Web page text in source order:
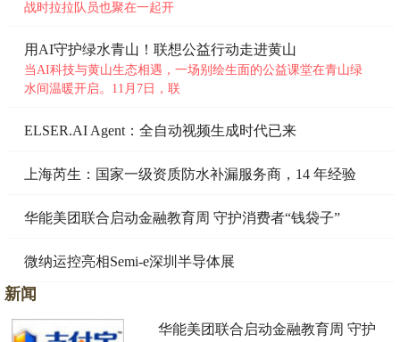
战时拉拉队员也聚在一起开
用AI守护绿水青山！联想公益行动走进黄山
当AI科技与黄山生态相遇，一场别绘生面的公益课堂在青山绿
水间温暖开启。11月7日，联
ELSER.AI Agent：全自动视频生成时代已来
上海芮生：国家一级资质防水补漏服务商，14 年经验
华能美团联合启动金融教育周 守护消费者“钱袋子”
微纳运控亮相Semi-e深圳半导体展
新闻
华能美团联合启动金融教育周 守护